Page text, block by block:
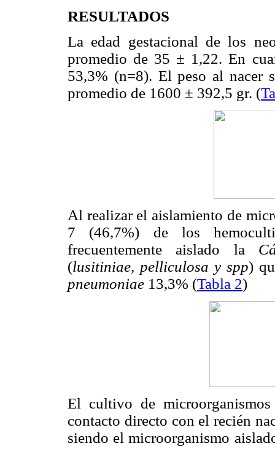
RESULTADOS
La edad gestacional de los
promedio de 35 ± 1,22. En
53,3% (n=8). El peso al nacer
promedio de 1600 ± 392,5 gr. (
Al realizar el aislamiento de
7 (46,7%) de los
frecuentemente aislado la
(lusitiniae, pelliculosa y spp)
pneumoniae 13,3% (Tabla 2)
El cultivo de
contacto directo con el recién
siendo el microorganismo